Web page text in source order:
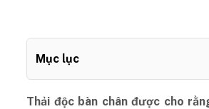
Mục lục
Thải độc bàn chân được cho